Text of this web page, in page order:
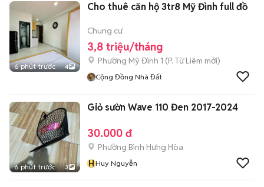
6 phút trước 4
Cho thuê căn hộ 3tr8 Mỹ Đình full đồ
Chung cư
3,8 triệu/tháng
Phường Mỹ Đình 1 (P. Từ Liêm mới)
Cộng Đồng Nhà Đất
6 phút trước 3
Giỏ sườn Wave 110 Đen 2017-2024
30.000 đ
Phường Bình Hưng Hòa
HHuy Nguyễn